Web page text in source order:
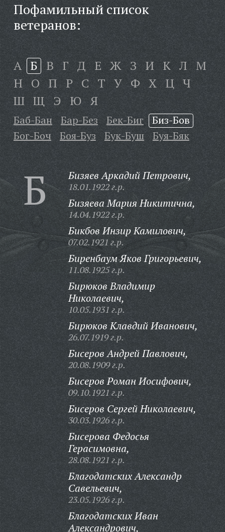
Пофамильный список
ветеранов:
А Б В Г Д Е Ж З И К Л М
Н О П Р С Т У Ф Х Ц Ч
Ш Щ Э Ю Я
Баб-Бан Бар-Без Бек-Биг
Биз-Бов
Бог-Боч
Боя-Буз Бук-Буш Буя-Бяк
Б Бизяев Аркадий Петрович,
18.01.1922 г.р.
Бизяева Мария Никитична,
14.04.1922 г.р.
Бикбов Инзир Камилович,
07.02.1921 г.р.
Биренбаум Яков Григорьевич,
11.08.1925 г.р.
Бирюков Владимир
Николаевич,
10.05.1931 г.р.
Бирюков Клавдий Иванович,
26.07.1919 г.р.
Бисеров Андрей Павлович,
20.08.1909 г.р.
Бисеров Роман Иосифович,
09.10.1921 г.р.
Бисеров Сергей Николаевич,
30.03.1926 г.р.
Бисерова Федосья
Герасимовна,
28.08.1921 г.р.
Благодатских Александр
Савельевич,
23.05.1926 г.р.
Благодатских Иван
Александрович,